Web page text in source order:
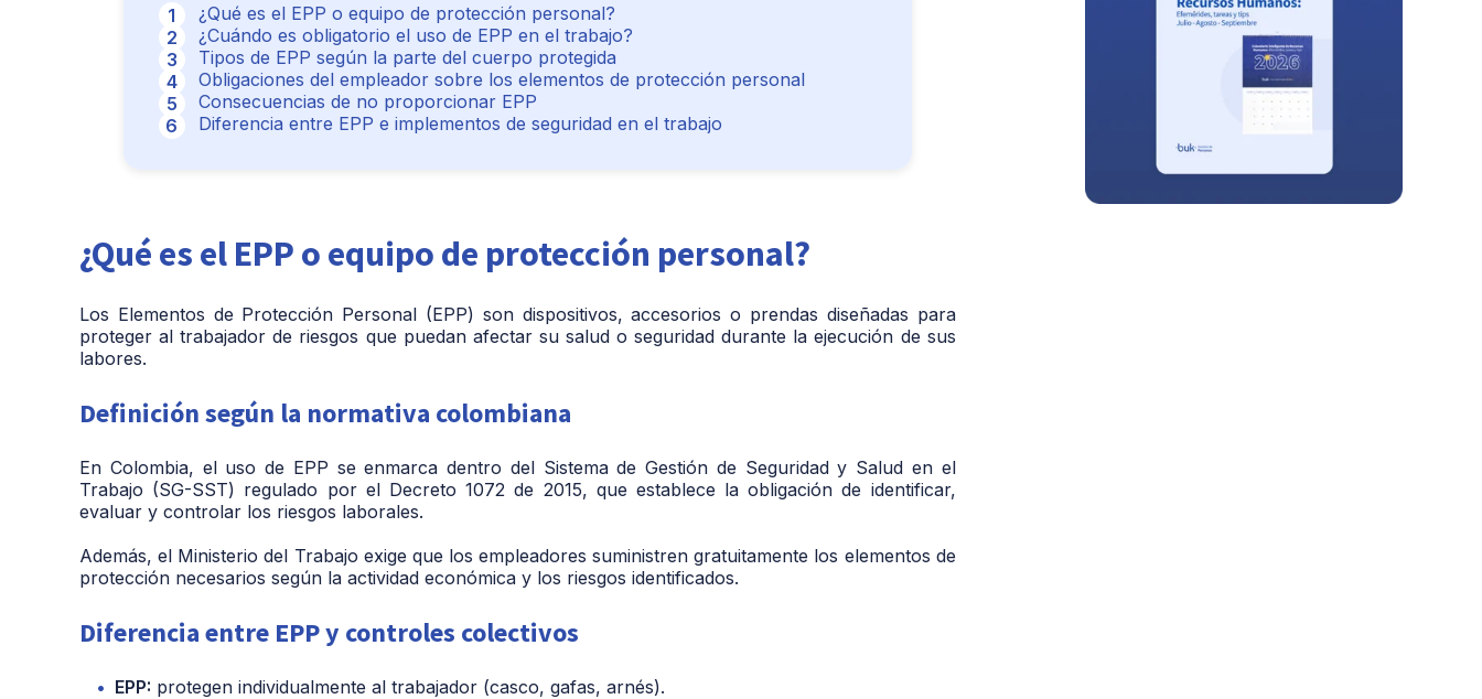
¿Qué es el EPP o equipo de protección personal?
¿Cuándo es obligatorio el uso de EPP en el trabajo?
Tipos de EPP según la parte del cuerpo protegida
Obligaciones del empleador sobre los elementos de protección personal
Consecuencias de no proporcionar EPP
Diferencia entre EPP e implementos de seguridad en el trabajo
¿Qué es el EPP o equipo de protección personal?
Los Elementos de Protección Personal (EPP) son dispositivos, accesorios o prendas diseñadas para
proteger al trabajador de riesgos que puedan afectar su salud o seguridad durante la ejecución de sus
labores.
Definición según la normativa colombiana
En Colombia, el uso de EPP se enmarca dentro del Sistema de Gestión de Seguridad y Salud en el
Trabajo (SG-SST) regulado por el Decreto 1072 de 2015, que establece la obligación de identificar,
evaluar y controlar los riesgos laborales.
Además, el Ministerio del Trabajo exige que los empleadores suministren gratuitamente los elementos de
protección necesarios según la actividad económica y los riesgos identificados.
Diferencia entre EPP y controles colectivos
EPP: protegen individualmente al trabajador (casco, gafas, arnés).